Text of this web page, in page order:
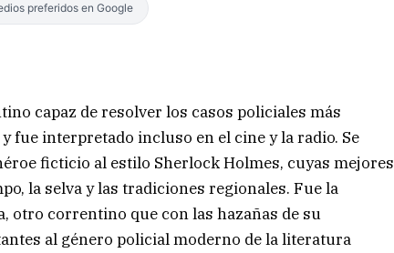
preferidos en Google
capaz de resolver los casos policiales más
fue interpretado incluso en el cine y la radio. Se
ficticio al estilo Sherlock Holmes, cuyas mejores
la selva y las tradiciones regionales. Fue la
otro correntino que con las hazañas de su
al género policial moderno de la literatura